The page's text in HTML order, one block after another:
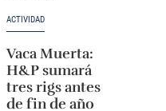
ACTIVIDAD
Vaca Muerta:
H&P sumará
tres rigs antes
de fin de año